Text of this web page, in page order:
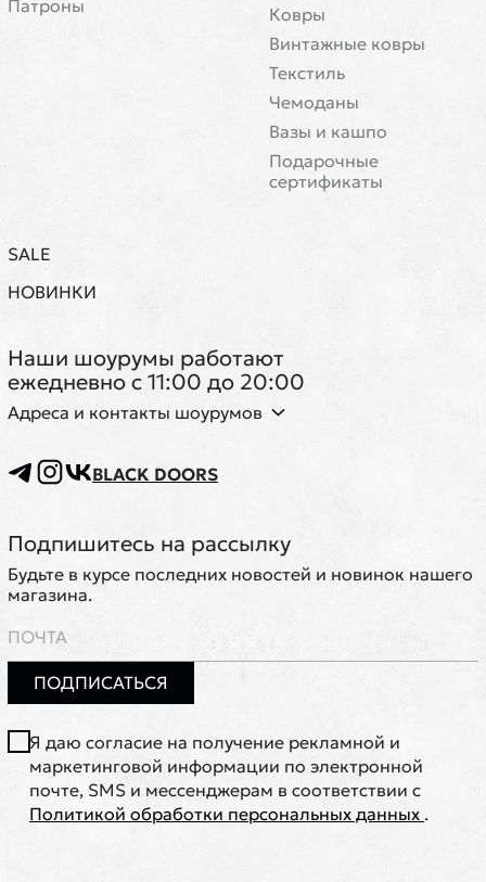
Патроны
Ковры
Винтажные ковры
Текстиль
Чемоданы
Вазы и кашпо
Подарочные
сертификаты
SALE
НОВИНКИ
Наши шоурумы работают
ежедневно с 11:00 до 20:00
Адреса и контакты шоурумов
BLACK DOORS
Подпишитесь на рассылку
Будьте в курсе последних новостей и новинок нашего
магазина.
ПОДПИСАТЬСЯ
Я даю согласие на получение рекламной и
маркетинговой информации по электронной
почте, SMS и мессенджерам в соответствии с
Политикой обработки персональных данных .